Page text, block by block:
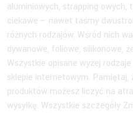
aluminiowych, strapping owych,
ciekawe – nawet taśmy
różnych rodzajów. Wśród nich
dywanowe, foliowe, silikonowe,
Wszystkie opisane wyżej
sklepie internetowym. Pamiętaj,
produktów możesz liczyć na
wysyłkę. Wszystkie szczegóły